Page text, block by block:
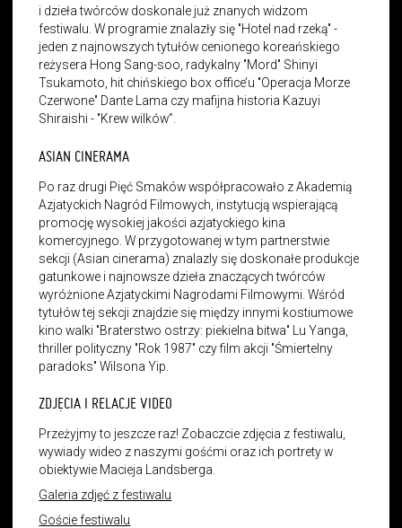
i dzieła twórców doskonale już znanych widzom
festiwalu. W programie znalazły się "Hotel nad rzeką" -
jeden z najnowszych tytułów cenionego koreańskiego
reżysera Hong Sang-soo, radykalny "Mord" Shinyi
Tsukamoto, hit chińskiego box office’u "Operacja Morze
Czerwone" Dante Lama czy mafijna historia Kazuyi
Shiraishi - "Krew wilków”.
ASIAN CINERAMA
Po raz drugi Pięć Smaków współpracowało z Akademią
Azjatyckich Nagród Filmowych, instytucją wspierającą
promocję wysokiej jakości azjatyckiego kina
komercyjnego. W przygotowanej w tym partnerstwie
sekcji (Asian cinerama) znalazly się doskonałe produkcje
gatunkowe i najnowsze dzieła znaczących twórców
wyróżnione Azjatyckimi Nagrodami Filmowymi. Wśród
tytułów tej sekcji znajdzie się między innymi kostiumowe
kino walki "Braterstwo ostrzy: piekielna bitwa" Lu Yanga,
thriller polityczny "Rok 1987" czy film akcji "Śmiertelny
paradoks" Wilsona Yip.
ZDJĘCIA I RELACJE VIDEO
Przeżyjmy to jeszcze raz! Zobaczcie zdjęcia z festiwalu,
wywiady wideo z naszymi gośćmi oraz ich portrety w
obiektywie Macieja Landsberga.
Galeria zdjęć z festiwalu
Goście festiwalu